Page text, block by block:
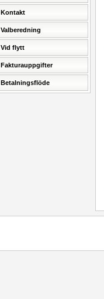
Kontakt
Valberedning
Vid flytt
Fakturauppgifter
Betalningsflöde